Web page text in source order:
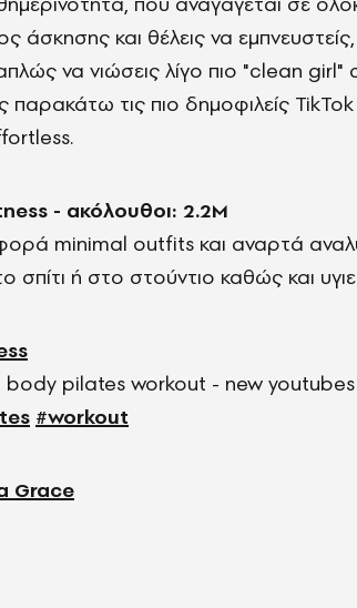
άσκησης και θέλεις να
να νιώσεις λίγο πιο "clean
παρακάτω τις πιο δημοφιλείς
- ακόλουθοι: 2.2M
minimal outfits και αναρτά
σπίτι ή στο στούντιο καθώς και
pilates workout - new
#workout
Grace